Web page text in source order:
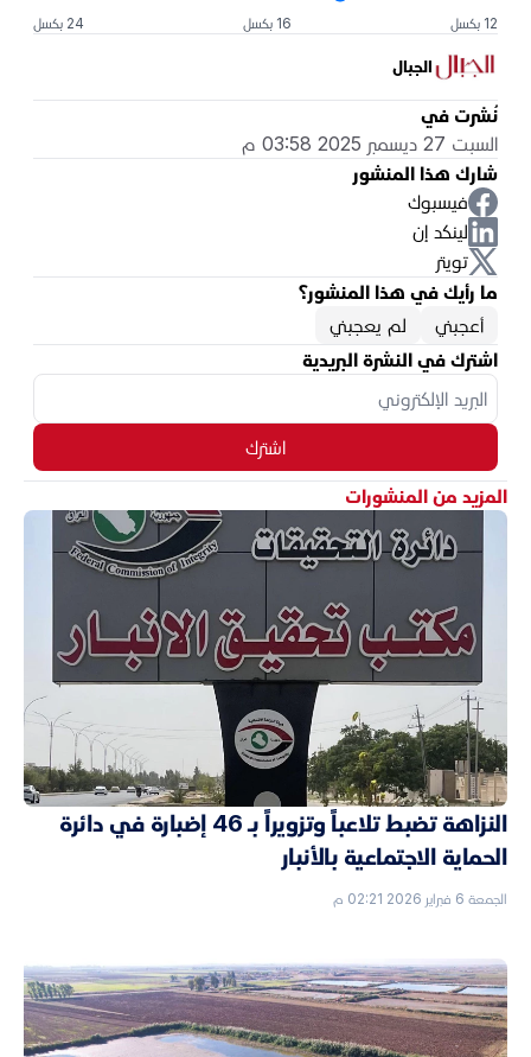
12 بكسل 16 بكسل 24 بكسل
الجبال
نُشرت في
السبت 27 ديسمبر 2025 03:58 م
شارك هذا المنشور
فيسبوك
لينكد إن
تويتر
ما رأيك في هذا المنشور؟
أعجبني
لم يعجبني
اشترك في النشرة البريدية
اشترك
المزيد من المنشورات
النزاهة تضبط تلاعباً وتزويراً بـ 46 إضبارة في دائرة
الحماية الاجتماعية بالأنبار
الجمعة 6 فبراير 2026 02:21 م